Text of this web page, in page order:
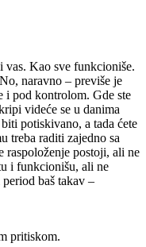
vas. Kao sve funkcioniše.
naravno – previše je
i pod kontrolom. Gde ste
videće se u danima
potiskivano, a tada ćete
treba raditi zajedno sa
raspoloženje postoji, ali ne
i funkcionišu, ali ne
baš takav –
pritiskom.